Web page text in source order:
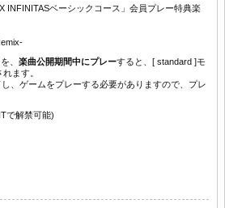
INFINITASベーシックコース」会員プレー特典楽
を、楽曲公開期間中にプレーすると、[ standard ]モ
ます。
、ゲームをプレーする必要がありますので、プレ
で解禁可能)